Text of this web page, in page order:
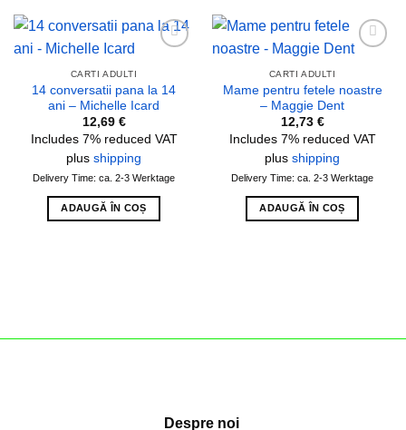
CARTI ADULTI
14 conversatii pana la 14
ani – Michelle Icard
12,69 €
Includes 7% reduced VAT
plus shipping
Delivery Time: ca. 2-3 Werktage
ADAUGĂ ÎN COȘ
CARTI ADULTI
Mame pentru fetele noastre
– Maggie Dent
12,73 €
Includes 7% reduced VAT
plus shipping
Delivery Time: ca. 2-3 Werktage
ADAUGĂ ÎN COȘ
Despre noi